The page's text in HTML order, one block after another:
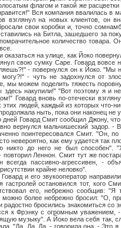
флагом и такой же
Вся компания ввалилась в
взглянул на новых клиентов, он
свои коробки и, точно
на Битла, зашедшего за
количество товара.
на улице, как Йоко
свою сумку Саре. Говард вовсе
- повернулся он к Йоко. "Мы
- чуть не задохнулся от
мы можем поделить тяжесть
накупили!" "Вот поэтому я и
Говард вновь по-отечески
людей, каждый из которых что-
ныть, пока они наконец не
Говард Смит сообщил Джону, что
вернулся мальчишеский задор.
поинтересовался Смит. "Он,
невероятно, как ему удается так
никто до него не был
повторил Леннон. Смит тут же
всегда пассивно-агрессивен, -
крайне неловко".
его звукооператор направились
гастролей остановился тот, кого
его, небрежно сообщив:
можно более небрежно бросил: "О,
радостно бросились знакомиться со
с огромным уважением, -
музыку". А Йоко вела себя так,
"Да. Да. Да. - говорила она. - Это